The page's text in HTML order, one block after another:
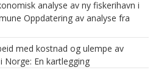
analyse av ny fiskerihavn i
Oppdatering av analyse fra
med kostnad og ulempe av
Norge: En kartlegging